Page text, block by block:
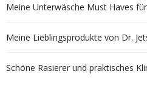
Meine Unterwäsche Must Haves
Meine Lieblingsprodukte von Dr.
Schöne Rasierer und praktisches